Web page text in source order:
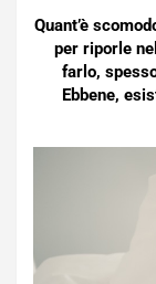
Quant’è
per riporle
farlo,
Ebbene,